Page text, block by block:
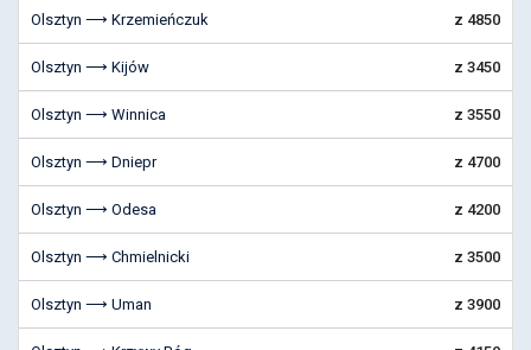
Olsztyn ⟶ Krzemieńczuk z 4850
Olsztyn ⟶ Kijów z 3450
Olsztyn ⟶ Winnica z 3550
Olsztyn ⟶ Dniepr z 4700
Olsztyn ⟶ Odesa z 4200
Olsztyn ⟶ Chmielnicki z 3500
Olsztyn ⟶ Uman z 3900